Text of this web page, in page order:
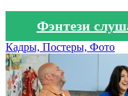
Фэнтези
Кадры, Постеры, Фото